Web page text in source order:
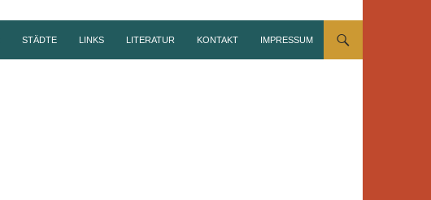
STÄDTE LINKS LITERATUR KONTAKT IMPRESSUM